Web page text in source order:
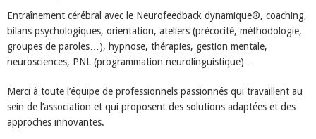
Entraînement cérébral avec le Neurofeedback dynamique®, coaching,
bilans psychologiques, orientation, ateliers (précocité, méthodologie,
groupes de paroles…), hypnose, thérapies, gestion mentale,
neurosciences, PNL (programmation neurolinguistique)…
Merci à toute l’équipe de professionnels passionnés qui travaillent au
sein de l’association et qui proposent des solutions adaptées et des
approches innovantes.